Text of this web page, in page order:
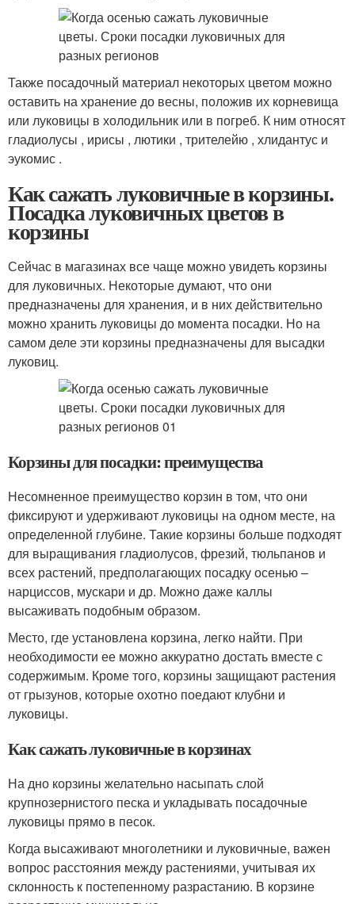
Также посадочный материал некоторых цветом можно
оставить на хранение до весны, положив их корневища
или луковицы в холодильник или в погреб. К ним относят
гладиолусы , ирисы , лютики , трителейю , хлидантус и
эукомис .
Как сажать луковичные в корзины.
Посадка луковичных цветов в
корзины
Сейчас в магазинах все чаще можно увидеть корзины
для луковичных. Некоторые думают, что они
предназначены для хранения, и в них действительно
можно хранить луковицы до момента посадки. Но на
самом деле эти корзины предназначены для высадки
луковиц.
Корзины для посадки: преимущества
Несомненное преимущество корзин в том, что они
фиксируют и удерживают луковицы на одном месте, на
определенной глубине. Такие корзины больше подходят
для выращивания гладиолусов, фрезий, тюльпанов и
всех растений, предполагающих посадку осенью –
нарциссов, мускари и др. Можно даже каллы
высаживать подобным образом.
Место, где установлена корзина, легко найти. При
необходимости ее можно аккуратно достать вместе с
содержимым. Кроме того, корзины защищают растения
от грызунов, которые охотно поедают клубни и
луковицы.
Как сажать луковичные в корзинах
На дно корзины желательно насыпать слой
крупнозернистого песка и укладывать посадочные
луковицы прямо в песок.
Когда высаживают многолетники и луковичные, важен
вопрос расстояния между растениями, учитывая их
склонность к постепенному разрастанию. В корзине